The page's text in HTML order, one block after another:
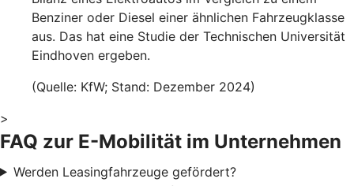
Benziner oder Diesel einer ähnlichen Fahrzeugklasse
aus. Das hat eine Studie der Technischen Universität
Eindhoven ergeben.
(Quelle: KfW; Stand: Dezember 2024)
>
FAQ zur E-Mobilität im Unternehmen
Werden Leasingfahrzeuge gefördert?